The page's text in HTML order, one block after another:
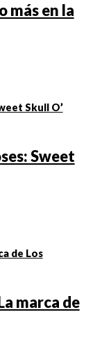
más en la
Sweet
marca de